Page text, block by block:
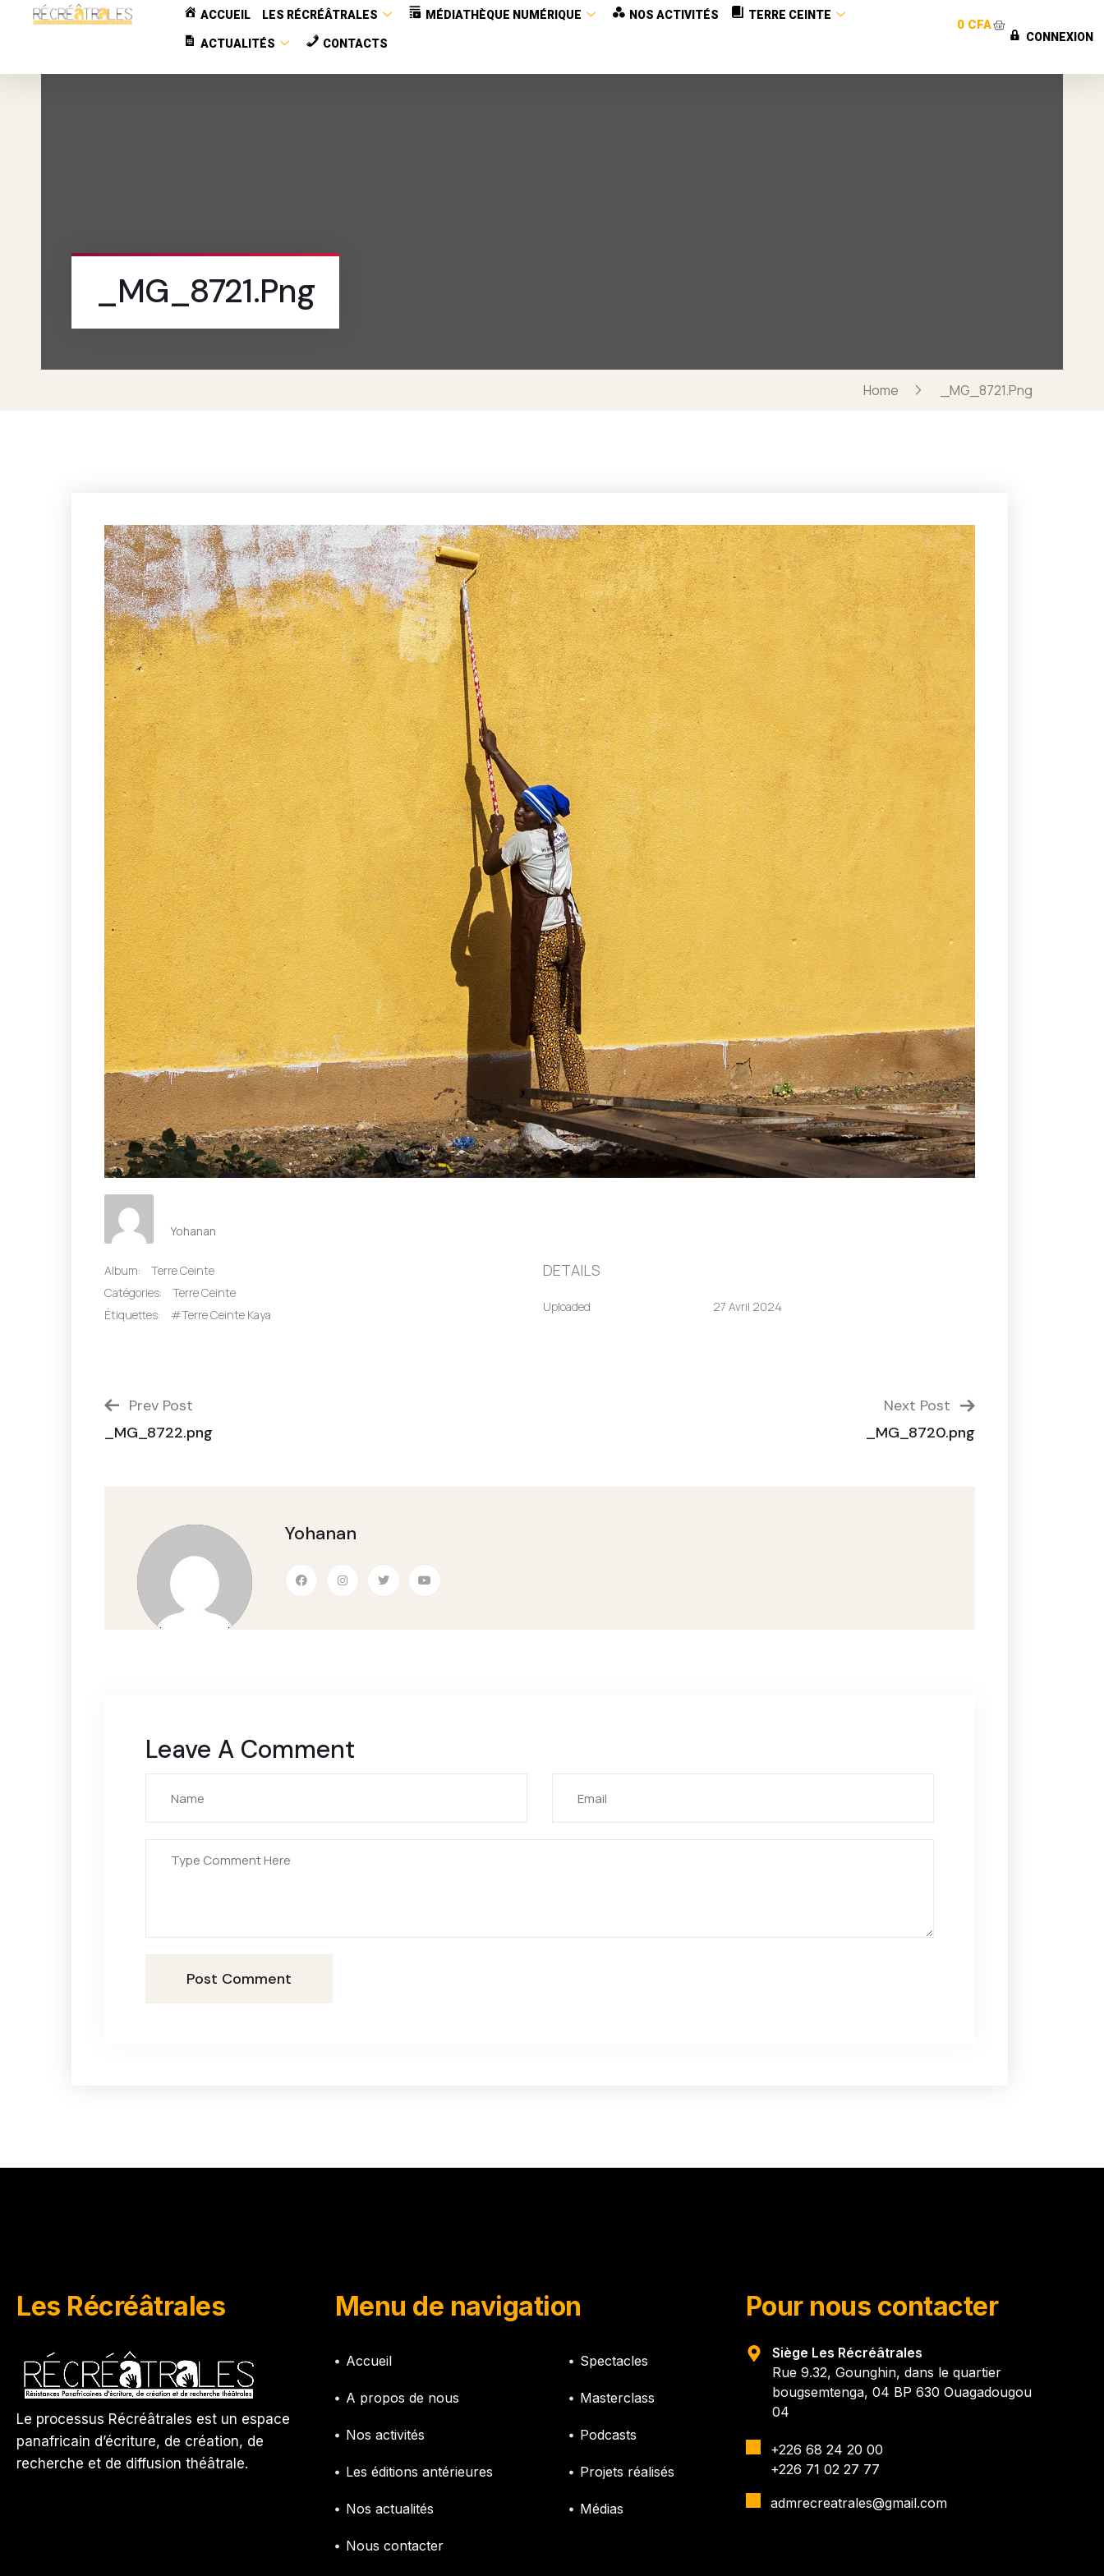
ACCUEIL LES RÉCRÉÂTRALES MÉDIATHÈQUE NUMÉRIQUE NOS ACTIVITÉS TERRE CEINTE
ACTUALITÉS CONTACTS
0 CFA
CONNEXION
_MG_8721.png
Home _MG_8721.png
Yohanan
Album:
Terre Ceinte
Catégories:
Terre Ceinte
Étiquettes:
#Terre Ceinte Kaya
DETAILS
Uploaded 27 Avril 2024
Prev Post
_MG_8722.png
Next Post
_MG_8720.png
Yohanan
Leave A Comment
Post Comment
Les Récréâtrales
Le processus Récréâtrales est un espace
panafricain d’écriture, de création, de
recherche et de diffusion théâtrale.
Menu de navigation
Accueil
A propos de nous
Nos activités
Les éditions antérieures
Nos actualités
Nous contacter
Spectacles
Masterclass
Podcasts
Projets réalisés
Médias
Pour nous contacter
Siège Les Récréâtrales
Rue 9.32, Gounghin, dans le quartier
bougsemtenga, 04 BP 630 Ouagadougou
04
+226 68 24 20 00
+226 71 02 27 77
admrecreatrales@gmail.com